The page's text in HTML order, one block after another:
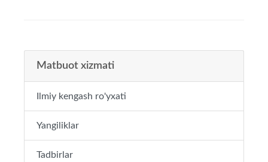
Matbuot xizmati
Ilmiy kengash ro'yxati
Yangiliklar
Tadbirlar